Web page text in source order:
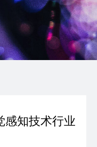
感知技术行业